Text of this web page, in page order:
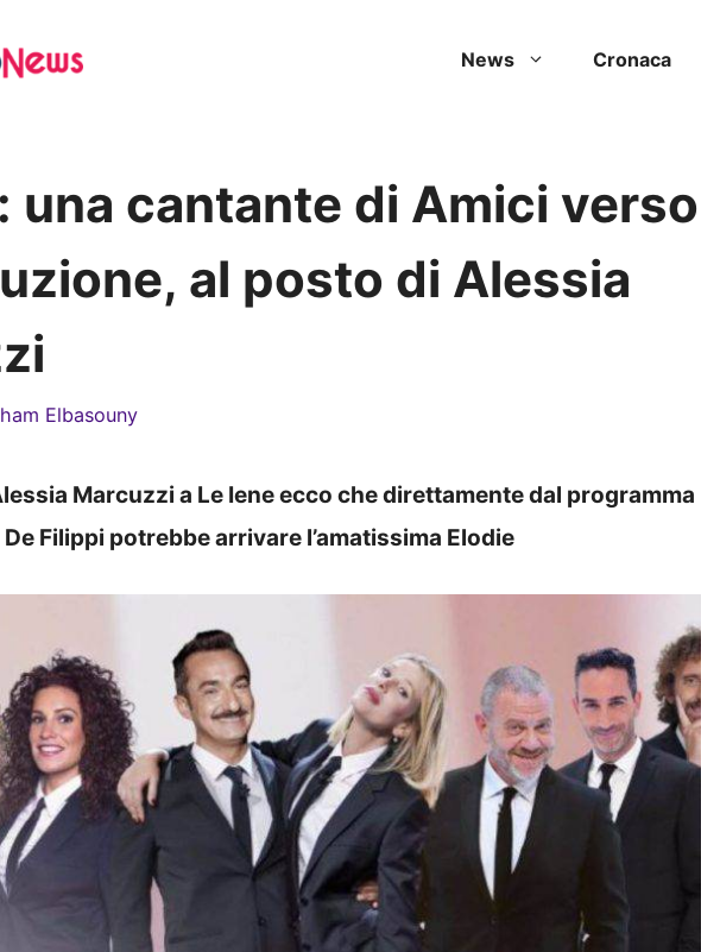
News Cronaca
una cantante di Amici verso
al posto di Alessia
Elbasouny
Marcuzzi a Le Iene ecco che direttamente dal programma
Filippi potrebbe arrivare l’amatissima Elodie